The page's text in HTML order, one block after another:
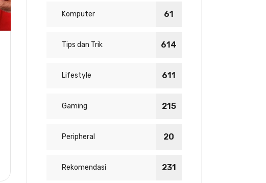
Komputer 61
Tips dan Trik 614
Lifestyle 611
Gaming 215
Peripheral 20
Rekomendasi 231